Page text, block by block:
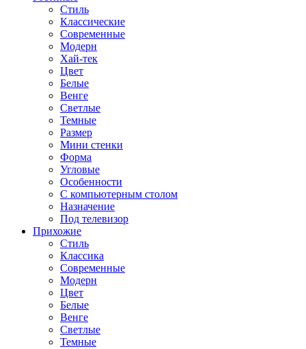
Стиль
Классические
Современные
Модерн
Хай-тек
Цвет
Белые
Венге
Светлые
Темные
Размер
Мини стенки
Форма
Угловые
Особенности
С компьютерным столом
Назначение
Под телевизор
Прихожие
Стиль
Классика
Современные
Модерн
Цвет
Белые
Венге
Светлые
Темные